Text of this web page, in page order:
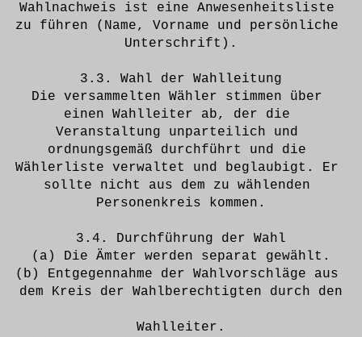
Wahlnachweis ist eine Anwesenheitsliste
zu führen (Name, Vorname und persönliche
Unterschrift).
3.3. Wahl der Wahlleitung
Die versammelten Wähler stimmen über
einen Wahlleiter ab, der die
Veranstaltung unparteilich und
ordnungsgemäß durchführt und die
Wählerliste verwaltet und beglaubigt. Er
sollte nicht aus dem zu wählenden
Personenkreis kommen.
3.4. Durchführung der Wahl
(a) Die Ämter werden separat gewählt.
(b) Entgegennahme der Wahlvorschläge aus
dem Kreis der Wahlberechtigten durch den
Wahlleiter.